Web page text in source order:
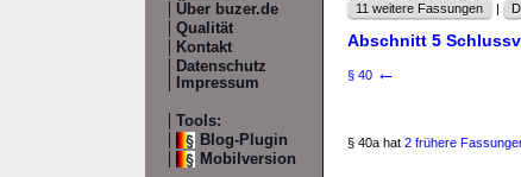
Über buzer.de
Qualität
Kontakt
Datenschutz
Impressum
Tools:
Blog-Plugin
Mobilversion
11 weitere Fassungen
|
Abschnitt 5
§ 40 ←
§ 40a hat 2 frühere